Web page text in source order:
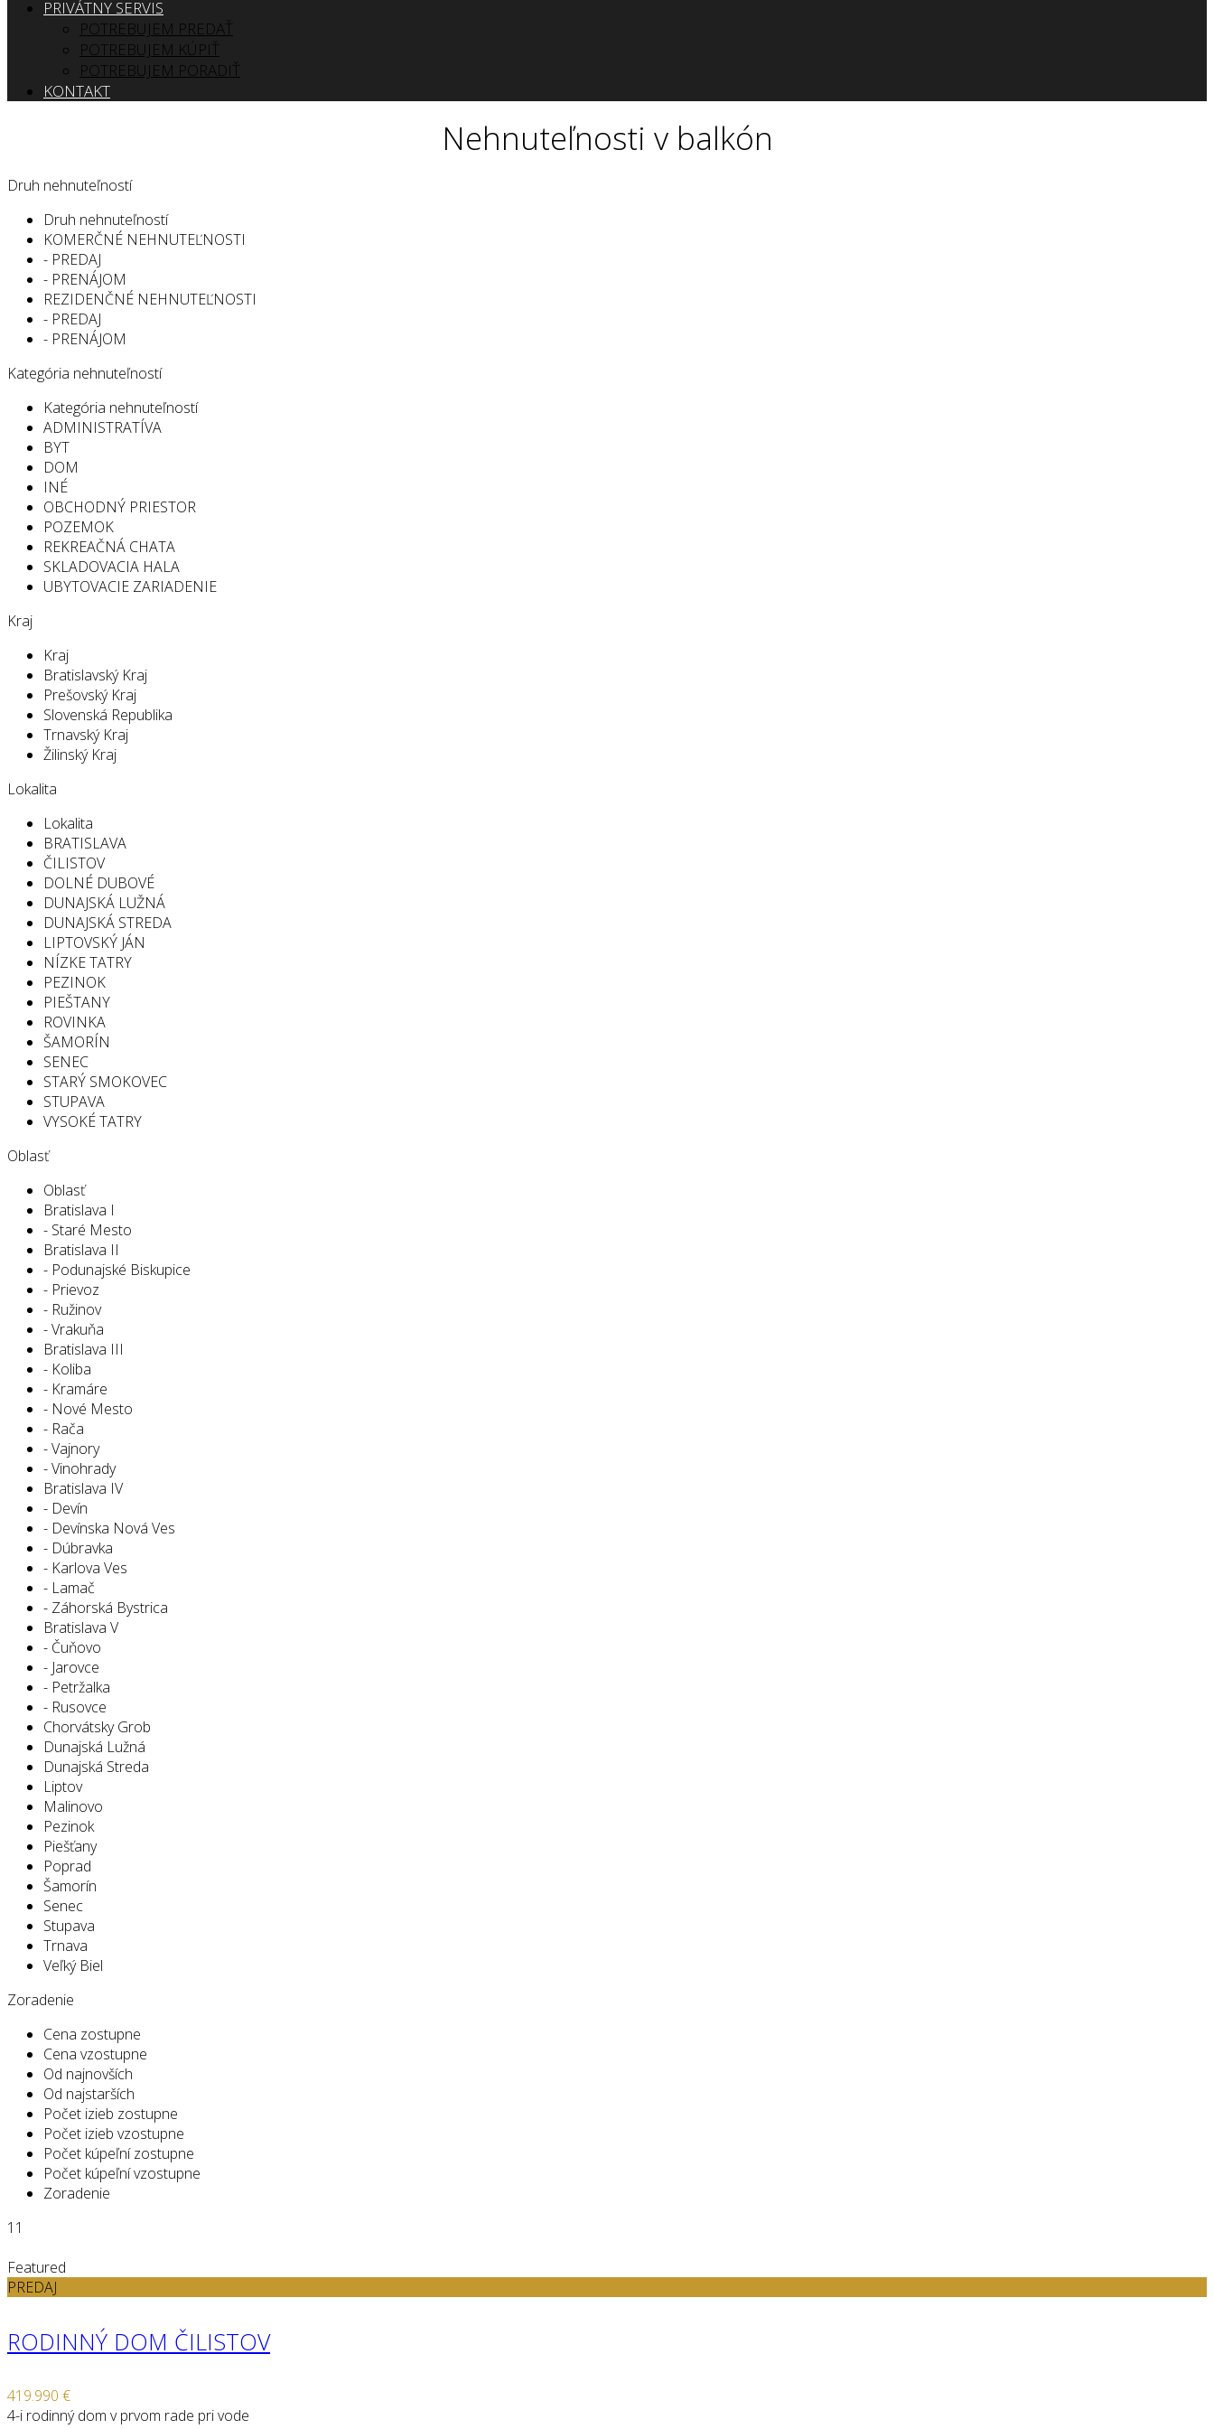
PRIVÁTNY SERVIS
POTREBUJEM PREDAŤ
POTREBUJEM KÚPIŤ
POTREBUJEM PORADIŤ
KONTAKT
Nehnuteľnosti v balkón
Druh nehnuteľností
Druh nehnuteľností
KOMERČNÉ NEHNUTEĽNOSTI
- PREDAJ
- PRENÁJOM
REZIDENČNÉ NEHNUTEĽNOSTI
- PREDAJ
- PRENÁJOM
Kategória nehnuteľností
Kategória nehnuteľností
ADMINISTRATÍVA
BYT
DOM
INÉ
OBCHODNÝ PRIESTOR
POZEMOK
REKREAČNÁ CHATA
SKLADOVACIA HALA
UBYTOVACIE ZARIADENIE
Kraj
Kraj
Bratislavský Kraj
Prešovský Kraj
Slovenská Republika
Trnavský Kraj
Žilinský Kraj
Lokalita
Lokalita
BRATISLAVA
ČILISTOV
DOLNÉ DUBOVÉ
DUNAJSKÁ LUŽNÁ
DUNAJSKÁ STREDA
LIPTOVSKÝ JÁN
NÍZKE TATRY
PEZINOK
PIEŠTANY
ROVINKA
ŠAMORÍN
SENEC
STARÝ SMOKOVEC
STUPAVA
VYSOKÉ TATRY
Oblasť
Oblasť
Bratislava I
- Staré Mesto
Bratislava II
- Podunajské Biskupice
- Prievoz
- Ružinov
- Vrakuňa
Bratislava III
- Koliba
- Kramáre
- Nové Mesto
- Rača
- Vajnory
- Vinohrady
Bratislava IV
- Devín
- Devínska Nová Ves
- Dúbravka
- Karlova Ves
- Lamač
- Záhorská Bystrica
Bratislava V
- Čuňovo
- Jarovce
- Petržalka
- Rusovce
Chorvátsky Grob
Dunajská Lužná
Dunajská Streda
Liptov
Malinovo
Pezinok
Piešťany
Poprad
Šamorín
Senec
Stupava
Trnava
Veľký Biel
Zoradenie
Cena zostupne
Cena vzostupne
Od najnovších
Od najstarších
Počet izieb zostupne
Počet izieb vzostupne
Počet kúpeľní zostupne
Počet kúpeľní vzostupne
Zoradenie
11
Featured
PREDAJ
RODINNÝ DOM ČILISTOV
419.990 €
4-i rodinný dom v prvom rade pri vode